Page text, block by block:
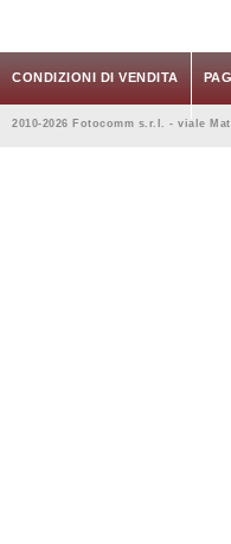
CONDIZIONI DI VENDITA
2010-2026 Fotocomm s.r.l. - viale